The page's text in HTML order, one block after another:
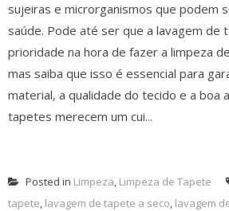
sujeiras e microrganismos que podem
saúde. Pode até ser que a lavagem de
prioridade na hora de fazer a limpeza
mas saiba que isso é essencial para
material, a qualidade do tecido e a boa
tapetes merecem um cui...
Posted in Limpeza, Limpeza de Tapete
tapete, lavagem de tapete a seco, lavagem